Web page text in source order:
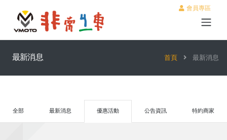
會員專區
最新消息 首頁 最新消息
全部 最新消息 優惠活動 公告資訊 特約商家